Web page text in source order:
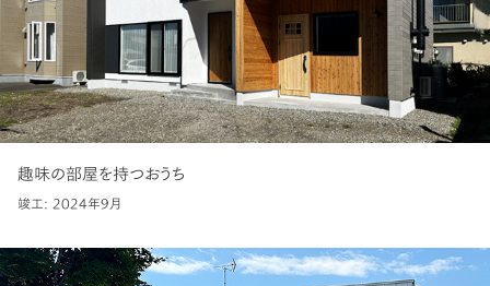
趣味の部屋を持つおうち
竣工: 2024年9月